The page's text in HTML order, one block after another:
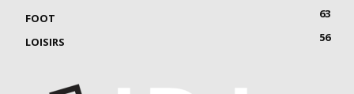
FOOT
63
LOISIRS
56